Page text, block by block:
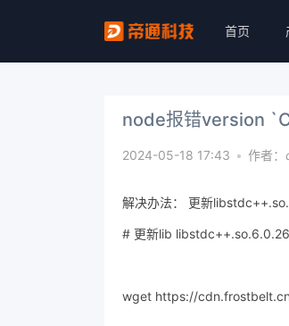
首页
node报错version
2024-05-18 17:43 • 作者：
解决办法： 更新
# 更新lib libstdc++.so.6.0.26
wget https://